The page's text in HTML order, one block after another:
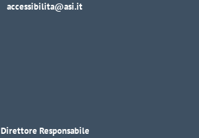
accessibilita@asi.it
Direttore Responsabile